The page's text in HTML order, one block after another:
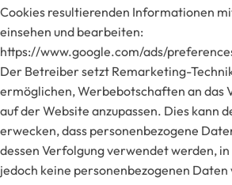
Cookies resultierenden Informationen
einsehen und bearbeiten:
https://www.google.com/ads/
Der Betreiber setzt Remarketing-
ermöglichen, Werbebotschaften an das
auf der Website anzupassen. Dies kann
erwecken, dass personenbezogene
dessen Verfolgung verwendet werden,
jedoch keine personenbezogenen